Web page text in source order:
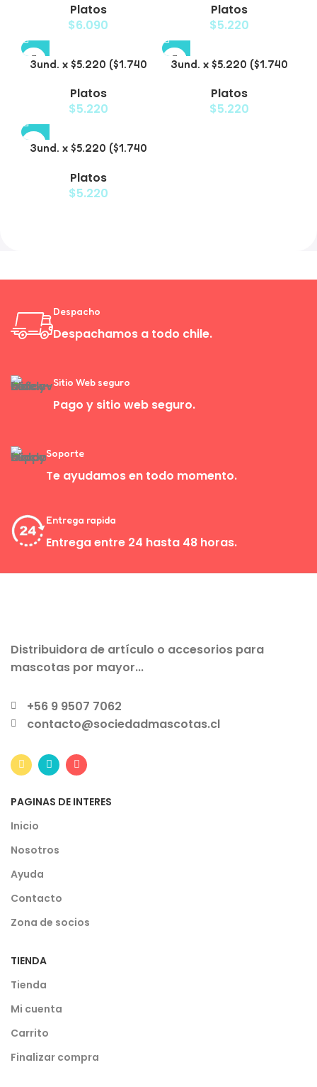
Nube
Platos
$6.090
Floral
Platos
$5.220
3und. x $5.220 ($1.740
Decorativo
Platos
$5.220
3und. x $5.220 ($1.740
Platos
$5.220
3und. x $5.220 ($1.740
Lenta
Platos
$5.220
Despacho
Despachamos a todo chile.
Sitio Web seguro
Pago y sitio web seguro.
Soporte
Te ayudamos en todo momento.
Entrega rapida
Entrega entre 24 hasta 48 horas.
Distribuidora de artículo o accesorios para
mascotas por mayor...
+56 9 9507 7062
contacto@sociedadmascotas.cl
PAGINAS DE INTERES
Inicio
Nosotros
Ayuda
Contacto
Zona de socios
TIENDA
Tienda
Mi cuenta
Carrito
Finalizar compra